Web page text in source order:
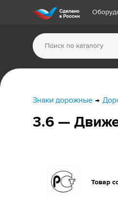
Знаки дорожные
3.6 —
Товар